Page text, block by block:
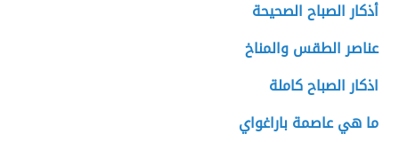
أذكار الصباح الصحيحة
عناصر الطقس والمناخ
اذكار الصباح كاملة
ما هي عاصمة باراغواي